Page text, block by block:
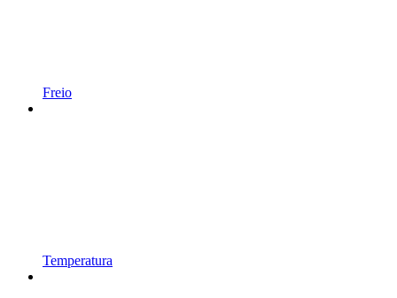
Freio
Temperatura